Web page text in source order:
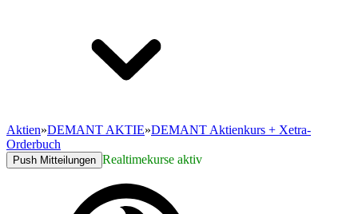
Aktien»DEMANT AKTIE»DEMANT Aktienkurs + Xetra-
Orderbuch
Push Mitteilungen Realtimekurse aktiv